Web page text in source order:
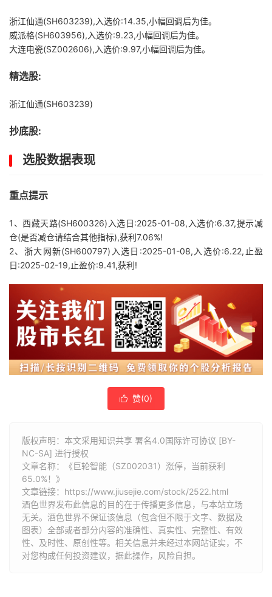
浙江仙通(SH603239),入选价:14.35,小幅回调后为佳。
威派格(SH603956),入选价:9.23,小幅回调后为佳。
大连电瓷(SZ002606),入选价:9.97,小幅回调后为佳。
精选股:
浙江仙通(SH603239)
抄底股:
选股数据表现
重点提示
1、西藏天路(SH600326)入选日:2025-01-08,入选价:6.37,提示减
仓(是否减仓请结合其他指标),获利7.06%!
2、浙大网新(SH600797)入选日:2025-01-08,入选价:6.22,止盈
日:2025-02-19,止盈价:9.41,获利!
 赞(0)
版权声明：本文采用知识共享 署名4.0国际许可协议 [BY-
NC-SA] 进行授权
文章名称：《巨轮智能（SZ002031）涨停，当前获利
65.0%！》
文章链接： https://www.jiusejie.com/stock/2522.html
酒色世界发布此信息的目的在于传播更多信息，与本站立场
无关。酒色世界不保证该信息（包含但不限于文字、数据及
图表）全部或者部分内容的准确性、真实性、完整性、有效
性、及时性、原创性等。相关信息并未经过本网站证实，不
对您构成任何投资建议，据此操作，风险自担。